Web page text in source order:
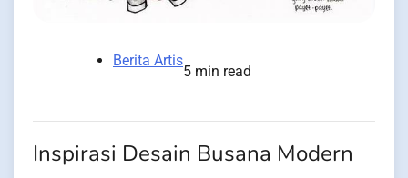
Berita Artis
5 min read
Inspirasi Desain Busana Modern